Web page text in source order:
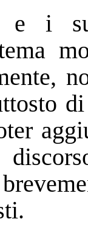
e i